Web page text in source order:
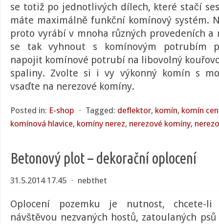
se totiž po jednotlivých dílech, které stačí
máte maximálně funkční komínový systém.
proto vyrábí v mnoha různých provedeních a
se tak vyhnout s komínovým potrubím
napojit komínové potrubí na libovolný
spaliny. Zvolte si i vy výkonný komín s
vsaďte na nerezové komíny.
Posted in: E-shop ⋅ Tagged: deflektor, komín, komín
komínová hlavice, komíny nerez, nerezové komíny,
Betonový plot – dekorační oplocení
31.5.2014 17.45 ⋅ nebthet
Oplocení pozemku je nutnost, chcete-
návštěvou nezvaných hostů, zatoulaných